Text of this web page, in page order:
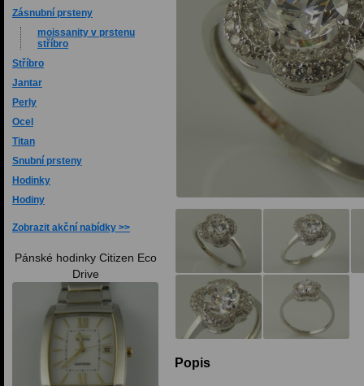
Zásnubní prsteny
moissanity v prstenu
stříbro
Stříbro
Jantar
Perly
Ocel
Titan
Snubní prsteny
Hodinky
Hodiny
Zobrazit akční nabídky
Popis